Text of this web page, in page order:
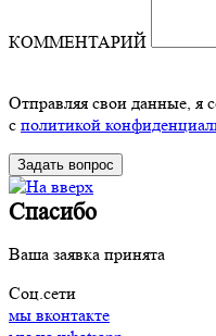
КОММЕНТАРИЙ
Отправляя свои данные, я
с политикой
Спасибо
Ваша заявка принята
Соц.сети
мы вконтакте